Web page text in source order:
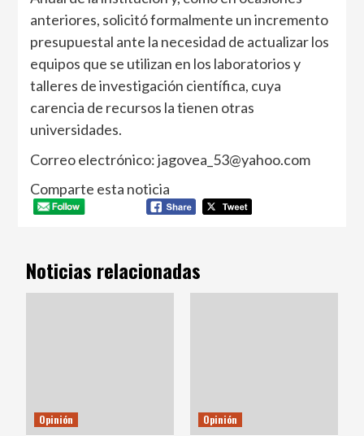
anteriores, solicitó formalmente un incremento
presupuestal ante la necesidad de actualizar los
equipos que se utilizan en los laboratorios y
talleres de investigación científica, cuya
carencia de recursos la tienen otras
universidades.
Correo electrónico: jagovea_53@yahoo.com
Comparte esta noticia
Noticias relacionadas
Opinión Opinión